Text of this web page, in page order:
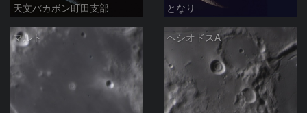
天文バカボン町田支部 となり
マルト ヘシオドスA